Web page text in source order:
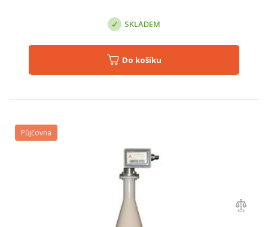
SKLADEM
Do košíku
Půjčovna